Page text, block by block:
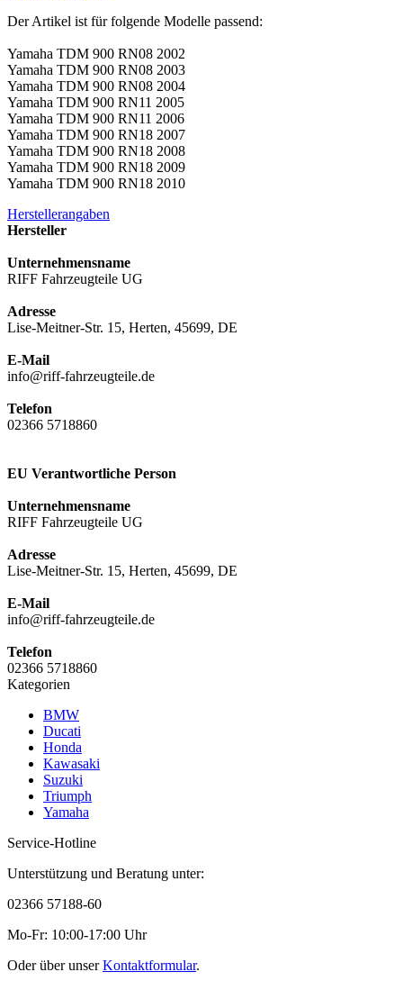
Der Artikel ist für folgende Modelle passend:
Yamaha TDM 900 RN08 2002
Yamaha TDM 900 RN08 2003
Yamaha TDM 900 RN08 2004
Yamaha TDM 900 RN11 2005
Yamaha TDM 900 RN11 2006
Yamaha TDM 900 RN18 2007
Yamaha TDM 900 RN18 2008
Yamaha TDM 900 RN18 2009
Yamaha TDM 900 RN18 2010
Herstellerangaben
Hersteller
Unternehmensname
RIFF Fahrzeugteile UG
Adresse
Lise-Meitner-Str. 15, Herten, 45699, DE
E-Mail
info@riff-fahrzeugteile.de
Telefon
02366 5718860
EU Verantwortliche Person
Unternehmensname
RIFF Fahrzeugteile UG
Adresse
Lise-Meitner-Str. 15, Herten, 45699, DE
E-Mail
info@riff-fahrzeugteile.de
Telefon
02366 5718860
Kategorien
BMW
Ducati
Honda
Kawasaki
Suzuki
Triumph
Yamaha
Service-Hotline
Unterstützung und Beratung unter:
02366 57188-60
Mo-Fr: 10:00-17:00 Uhr
Oder über unserKontaktformular.